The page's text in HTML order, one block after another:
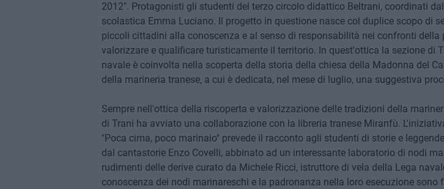
2012". Protagonisti gli studenti del terzo circolo didattico Beltrani, coordinati
scolastica Emma Luciano. Il progetto in questione nasce col duplice scopo di
piccoli cittadini alla conoscenza e al senso di responsabilità nei confronti della
valorizzare e qualificare turisticamente il territorio. In quest'ottica la sezione di
navale è coinvolta nella scoperta della storia della chiesa della Madonna del
della marineria tranese, a cui è dedicata, nel mese di luglio, una suggestiva
Sempre nell'ottica della riscoperta e valorizzazione delle tradizioni della
di Trani ha avviato una collaborazione con la libreria tranese Miranfù.
"Poca cima, poco marinaio" prevede il racconto agli studenti di storie e
dal cantastorie Enzo Covelli, abbinato ad un interessante laboratorio di nodi
rudimenti delle derive curato da Michele Ricci, istruttore di vela della Lega
conoscenza dei nodi marinareschi e la padronanza nella loro esecuzione sono